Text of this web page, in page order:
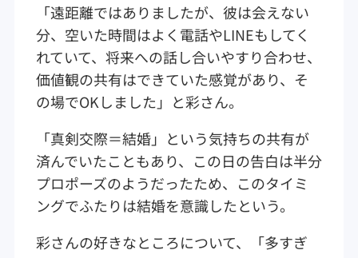
「遠距離ではありましたが、彼は会えない
分、空いた時間はよく電話やLINEもしてく
れていて、将来への話し合いやすり合わせ、
価値観の共有はできていた感覚があり、そ
の場でOKしました」と彩さん。
「真剣交際＝結婚」という気持ちの共有が
済んでいたこともあり、この日の告白は半分
プロポーズのようだったため、このタイミ
ングでふたりは結婚を意識したという。
彩さんの好きなところについて、「多すぎ